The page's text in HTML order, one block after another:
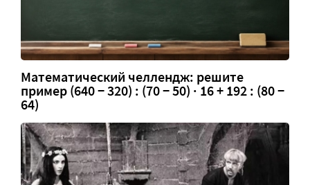
Математический челлендж: решите
пример (640 − 320) : (70 − 50) · 16 + 192 : (80 −
64)